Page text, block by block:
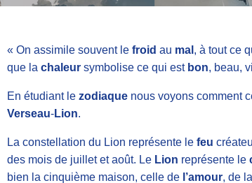
« On assimile souvent le froid au mal , à tout ce
que la chaleur symbolise ce qui est bon, beau,
En étudiant le zodiaque nous voyons comment
Verseau-Lion.
La constellation du Lion représente le feu
des mois de juillet et août. Le Lion représente le
bien la cinquième maison, celle de l’amour, de la